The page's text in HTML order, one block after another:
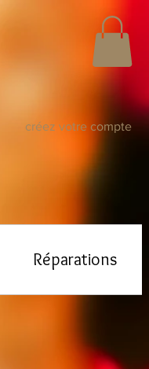
créez votre compte
Réparations